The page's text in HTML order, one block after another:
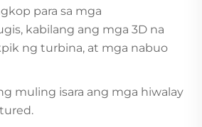
para sa mga
kabilang ang mga 3D na
ng turbina, at mga nabuo
muling isara ang mga hiwalay